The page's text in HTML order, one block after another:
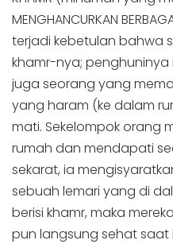
MENGHANCURKAN
terjadi kebetulan bahwa
khamr-nya;
juga seorang yang
yang haram (ke dalam
mati. Sekelompok orang
rumah dan mendapati
sekarat, ia
sebuah lemari yang di
berisi khamr, maka
pun langsung sehat saat